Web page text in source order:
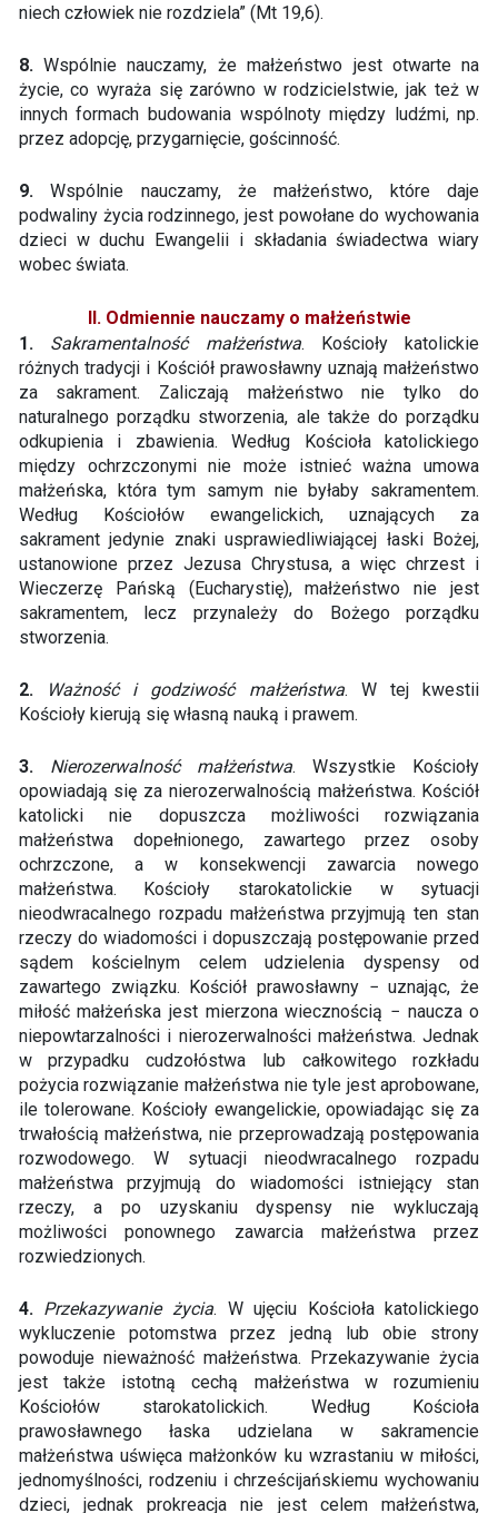
niech człowiek nie rozdziela” (Mt 19,6).
8.Wspólnie nauczamy, że małżeństwo jest otwarte na
życie, co wyraża się zarówno w rodzicielstwie, jak też w
innych formach budowania wspólnoty między ludźmi, np.
przez adopcję, przygarnięcie, gościnność.
9.Wspólnie nauczamy, że małżeństwo, które daje
podwaliny życia rodzinnego, jest powołane do wychowania
dzieci w duchu Ewangelii i składania świadectwa wiary
wobec świata.
II. Odmiennie nauczamy o małżeństwie
1.
Sakramentalność małżeństwa. Kościoły katolickie
różnych tradycji i Kościół prawosławny uznają małżeństwo
za sakrament. Zaliczają małżeństwo nie tylko do
naturalnego porządku stworzenia, ale także do porządku
odkupienia i zbawienia. Według Kościoła katolickiego
między ochrzczonymi nie może istnieć ważna umowa
małżeńska, która tym samym nie byłaby sakramentem.
Według Kościołów ewangelickich, uznających za
sakrament jedynie znaki usprawiedliwiającej łaski Bożej,
ustanowione przez Jezusa Chrystusa, a więc chrzest i
Wieczerzę Pańską (Eucharystię), małżeństwo nie jest
sakramentem, lecz przynależy do Bożego porządku
stworzenia.
2. Ważność i godziwość małżeństwa. W tej kwestii
Kościoły kierują się własną nauką i prawem.
3. Nierozerwalność małżeństwa. Wszystkie Kościoły
opowiadają się za nierozerwalnością małżeństwa. Kościół
katolicki nie dopuszcza możliwości rozwiązania
małżeństwa dopełnionego, zawartego przez osoby
ochrzczone, a w konsekwencji zawarcia nowego
małżeństwa. Kościoły starokatolickie w sytuacji
nieodwracalnego rozpadu małżeństwa przyjmują ten stan
rzeczy do wiadomości i dopuszczają postępowanie przed
sądem kościelnym celem udzielenia dyspensy od
zawartego związku. Kościół prawosławny − uznając, że
miłość małżeńska jest mierzona wiecznością − naucza o
niepowtarzalności i nierozerwalności małżeństwa. Jednak
w przypadku cudzołóstwa lub całkowitego rozkładu
pożycia rozwiązanie małżeństwa nie tyle jest aprobowane,
ile tolerowane. Kościoły ewangelickie, opowiadając się za
trwałością małżeństwa, nie przeprowadzają postępowania
rozwodowego. W sytuacji nieodwracalnego rozpadu
małżeństwa przyjmują do wiadomości istniejący stan
rzeczy, a po uzyskaniu dyspensy nie wykluczają
możliwości ponownego zawarcia małżeństwa przez
rozwiedzionych.
4. Przekazywanie życia. W ujęciu Kościoła katolickiego
wykluczenie potomstwa przez jedną lub obie strony
powoduje nieważność małżeństwa. Przekazywanie życia
jest także istotną cechą małżeństwa w rozumieniu
Kościołów starokatolickich. Według Kościoła
prawosławnego łaska udzielana w sakramencie
małżeństwa uświęca małżonków ku wzrastaniu w miłości,
jednomyślności, rodzeniu i chrześcijańskiemu wychowaniu
dzieci, jednak prokreacja nie jest celem małżeństwa,